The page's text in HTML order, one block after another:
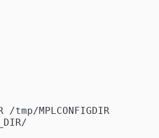
/tmp/MPLCONFIGDIR